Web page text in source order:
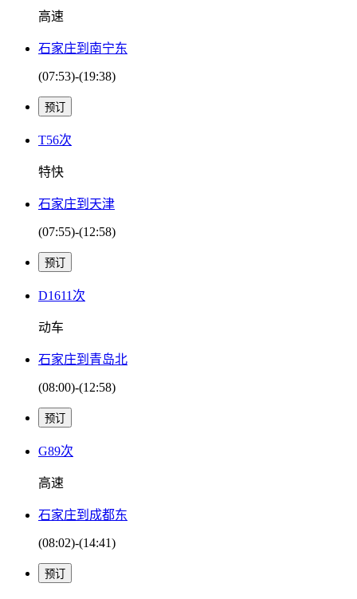
高速
石家庄到南宁东
(07:53)-(19:38)
T56次
特快
石家庄到天津
(07:55)-(12:58)
D1611次
动车
石家庄到青岛北
(08:00)-(12:58)
G89次
高速
石家庄到成都东
(08:02)-(14:41)